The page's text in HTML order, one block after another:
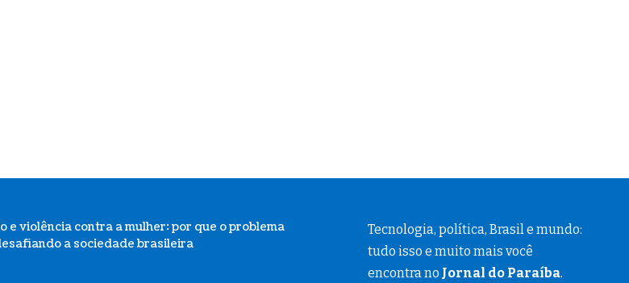
e violência contra a mulher: por que o problema
a sociedade brasileira
Tecnologia, política, Brasil e mundo:
tudo isso e muito mais você
encontra no Jornal do Paraíba.